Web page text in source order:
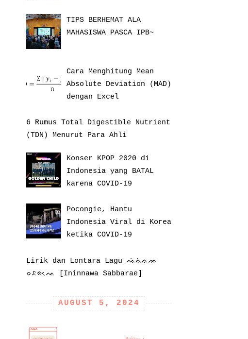
TIPS BERHEMAT ALA
MAHASISWA PASCA IPB~
Cara Menghitung Mean
Absolute Deviation (MAD)
dengan Excel
6 Rumus Total Digestible Nutrient
(TDN) Menurut Para Ahli
Konser KPOP 2020 di
Indonesia yang BATAL
karena COVID-19
Pocongie, Hantu
Indonesia Viral di Korea
ketika COVID-19
Lirik dan Lontara Lagu ᨕᨗᨊᨗᨊᨏ
ᨔᨅᨑᨕᨙ [Ininnawa Sabbarae]
AUGUST 5, 2024